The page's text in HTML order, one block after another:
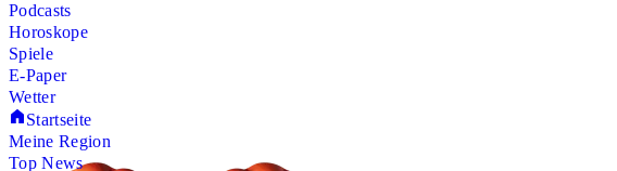
Podcasts
Horoskope
Spiele
E-Paper
Wetter
Startseite
Meine Region
Top News